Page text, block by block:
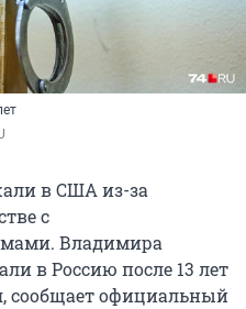
в США из-за
с
Владимира
в Россию после 13 лет
, сообщает официальный